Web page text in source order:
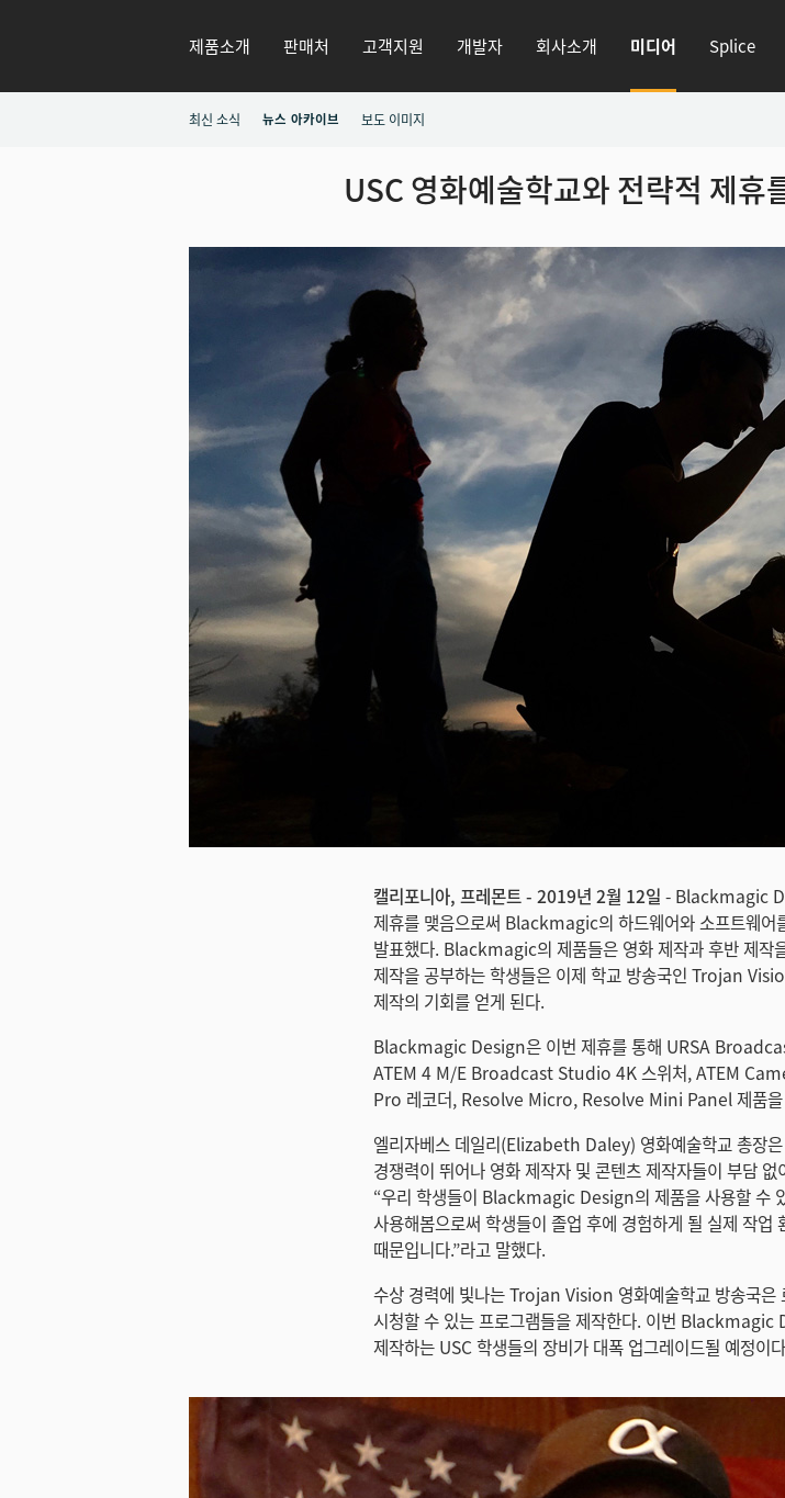
제품소개 판매처 고객지원 개발자 회사소개 미디어 Splice
최신 소식 뉴스 아카이브 보도 이미지
USC 영화예술학교와 전략적 제휴
캘리포니아, 프레몬트 - 2019년 2월 12일 - Blackmagic
제휴를 맺음으로써 Blackmagic의 하드웨어와 소프트웨어
발표했다. Blackmagic의 제품들은 영화 제작과 후반 제작
제작을 공부하는 학생들은 이제 학교 방송국인 Trojan
제작의 기회를 얻게 된다.
Blackmagic Design은 이번 제휴를 통해 URSA
ATEM 4 M/E Broadcast Studio 4K 스위처, ATEM
Pro 레코더, Resolve Micro, Resolve Mini Panel 제품을
엘리자베스 데일리(Elizabeth Daley) 영화예술학교 총장
경쟁력이 뛰어나 영화 제작자 및 콘텐츠 제작자들이 부담
“우리 학생들이 Blackmagic Design의 제품을 사용할 수
사용해봄으로써 학생들이 졸업 후에 경험하게 될 실제 작업
때문입니다.”라고 말했다.
수상 경력에 빛나는 Trojan Vision 영화예술학교 방송국은
시청할 수 있는 프로그램들을 제작한다. 이번 Blackmagic
제작하는 USC 학생들의 장비가 대폭 업그레이드될 예정이